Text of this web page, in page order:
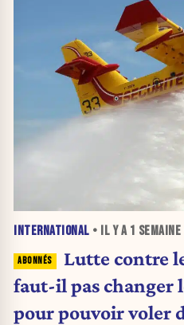
INTERNATIONAL • IL Y A 1 SEMAINE
Lutte contre
faut-il pas changer
pour pouvoir voler